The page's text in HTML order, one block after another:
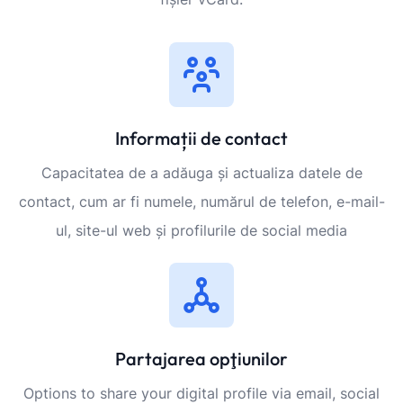
Informații de contact
Capacitatea de a adăuga și actualiza datele de
contact, cum ar fi numele, numărul de telefon, e-mail-
ul, site-ul web și profilurile de social media
Partajarea opţiunilor
Options to share your digital profile via email, social